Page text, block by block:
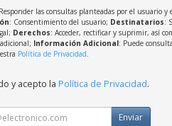
las consultas planteadas por el usuario
: Consentimiento del usuario; Destinatarios:
Derechos: Acceder, rectificar y suprimir, así
Información Adicional: Puede
Política de Privacidad.
y acepto la Política de Privacidad.
Enviar